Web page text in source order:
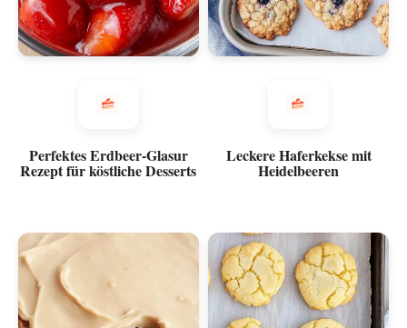
Perfektes Erdbeer-Glasur
Rezept für köstliche Desserts
Leckere Haferkekse mit
Heidelbeeren